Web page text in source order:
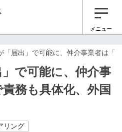
メニュー
「届出」で可能に、仲介事業者は「
で可能に、仲介事
務も具体化、外国
リング